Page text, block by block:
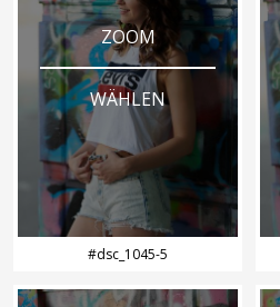
ZOOM
WÄHLEN
#dsc_1045-5